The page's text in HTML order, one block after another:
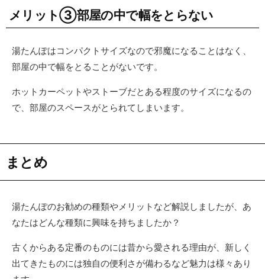
メリット③部屋の中で幅をとらない
湯たんぽはコンパクトサイズなので邪魔になることはなく、
部屋の中で幅をとることがないです。
ホットカーペットやストーブだとある程度のサイズになるの
で、部屋のスペースがとられてしまいます。
まとめ
湯たんぽのお勧めの種類やメリットなど解説しましたが、あ
なたはどんな種類に興味を持ちましたか？
古くからある定番のものには昔から愛される理由が、新しく
出てきたものには独自の便利さが備わるなど魅力は様々あり